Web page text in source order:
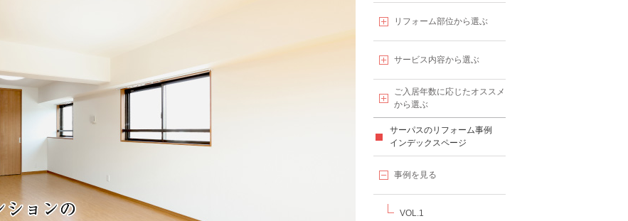
リフォーム部位から選ぶ
サービス内容から選ぶ
ご入居年数に応じたオススメ
から選ぶ
サーパスのリフォーム事例
インデックスページ
事例を見る
VOL.1